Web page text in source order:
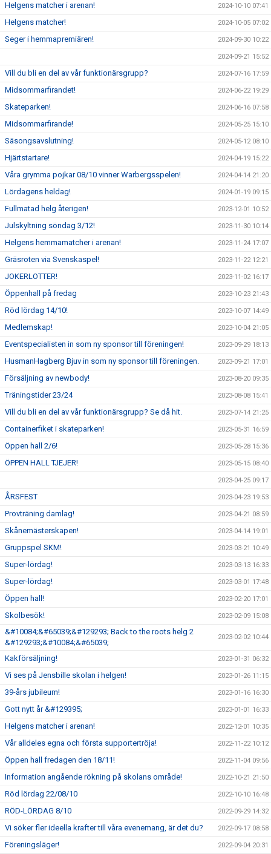
Helgens matcher i arenan! 2024-10-10 07:41
Helgens matcher! 2024-10-05 07:02
Seger i hemmapremiären! 2024-09-30 10:22
2024-09-21 15:52
Vill du bli en del av vår funktionärsgrupp? 2024-07-16 17:59
Midsommarfirandet! 2024-06-22 19:29
Skateparken! 2024-06-16 07:58
Midsommarfirande! 2024-05-25 15:10
Säsongsavslutning! 2024-05-12 08:10
Hjärtstartare! 2024-04-19 15:22
Våra grymma pojkar 08/10 vinner Warbergsspelen! 2024-04-14 21:20
Lördagens heldag! 2024-01-19 09:15
Fullmatad helg återigen! 2023-12-01 10:52
Julskyltning söndag 3/12! 2023-11-30 10:14
Helgens hemmamatcher i arenan! 2023-11-24 17:07
Gräsroten via Svenskaspel! 2023-11-22 12:21
JOKERLOTTER! 2023-11-02 16:17
Öppenhall på fredag 2023-10-23 21:43
Röd lördag 14/10! 2023-10-07 14:49
Medlemskap! 2023-10-04 21:05
Eventspecialisten in som ny sponsor till föreningen! 2023-09-29 18:13
HusmanHagberg Bjuv in som ny sponsor till föreningen. 2023-09-21 17:01
Försäljning av newbody! 2023-08-20 09:35
Träningstider 23/24 2023-08-08 15:41
Vill du bli en del av vår funktionärsgrupp? Se då hit. 2023-07-14 21:25
Containerfiket i skateparken! 2023-05-31 16:59
Öppen hall 2/6! 2023-05-28 15:36
ÖPPEN HALL TJEJER! 2023-05-15 08:40
2023-04-25 09:17
ÅRSFEST 2023-04-23 19:53
Provträning damlag! 2023-04-21 08:59
Skånemästerskapen! 2023-04-14 19:01
Gruppspel SKM! 2023-03-21 10:49
Super-lördag! 2023-03-13 16:33
Super-lördag! 2023-03-01 17:48
Öppen hall! 2023-02-20 17:01
Skolbesök! 2023-02-09 15:08
&#10084;&#65039;&#129293; Back to the roots helg 2
&#129293;&#10084;&#65039;
2023-02-02 10:44
Kakförsäljning! 2023-01-31 06:32
Vi ses på Jensbille skolan i helgen! 2023-01-26 11:15
39-års jubileum! 2023-01-16 16:30
Gott nytt år &#129395; 2023-01-01 16:33
Helgens matcher i arenan! 2022-12-01 10:35
Vår alldeles egna och första supportertröja! 2022-11-22 10:12
Öppen hall fredagen den 18/11! 2022-11-04 09:56
Information angående rökning på skolans område! 2022-10-21 21:50
Röd lördag 22/08/10 2022-10-10 16:48
RÖD-LÖRDAG 8/10 2022-09-29 14:32
Vi söker fler ideella krafter till våra evenemang, är det du? 2022-09-17 08:58
Föreningsläger! 2022-09-04 20:31